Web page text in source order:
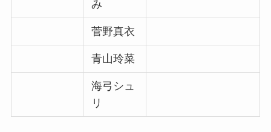
み
菅野真衣
青山玲菜
海弓シュ
リ